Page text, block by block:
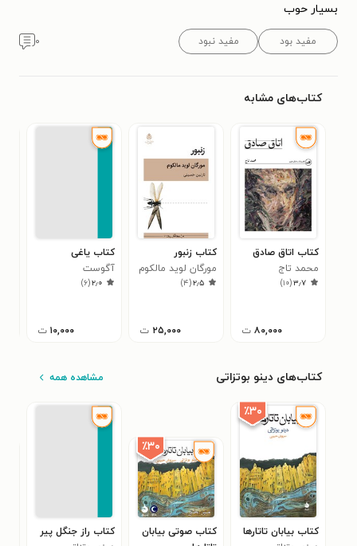
بسیار حوب
مفید بود مفید نبود ۰
کتاب‌های مشابه
کتاب اتاق صادق
محمد تاج
۳٫۷(۱۰)
۸۰,۰۰۰ ت
کتاب زنبور
مورگان لوید مالکوم
۲٫۵(۴)
۲۵,۰۰۰ ت
کتاب یاغی
آگوست
استریندبرگ
۲٫۰(۶)
۱۰,۰۰۰ ت
کتاب‌های دینو بوتزاتی مشاهده همه
٪۳۰
کتاب بیابان تاتارها
٪۳۰
کتاب صوتی بیابان
کتاب راز جنگل پیر